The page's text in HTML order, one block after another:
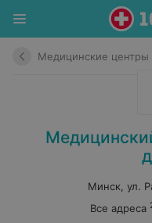
Медицинские центры
Минск, ул.
Все адреса